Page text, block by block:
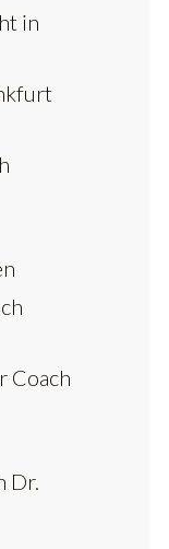
in
Coach
Dr.